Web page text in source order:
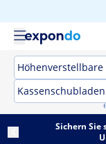
Kassenschubladen
Sichern Sie